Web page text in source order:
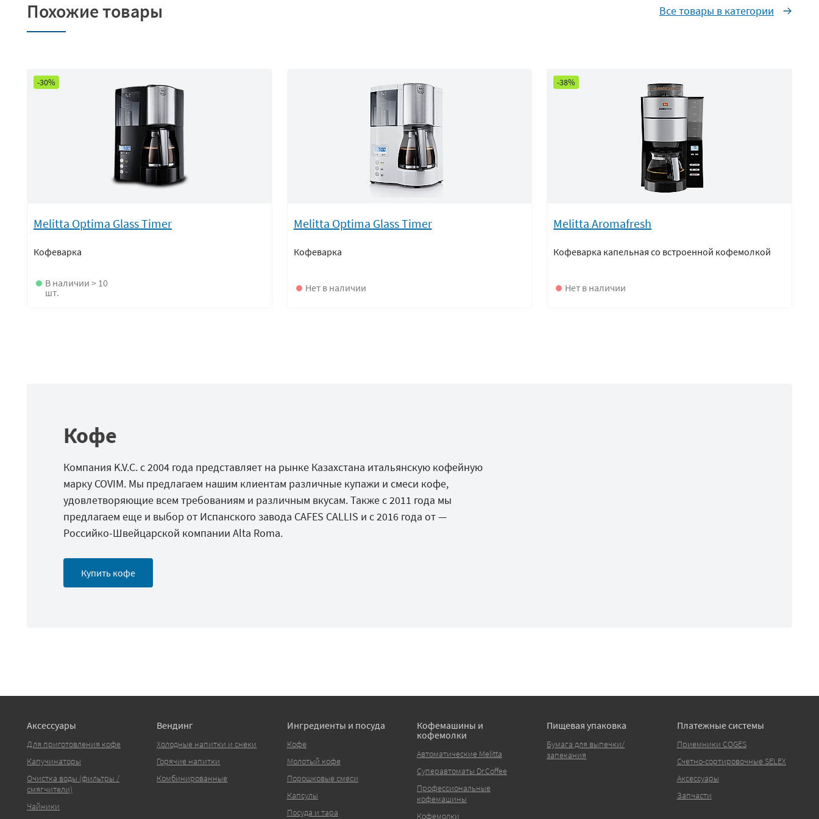
Похожие товары Все товары в категории
-30%
Melitta Optima Glass Timer
Кофеварка
В наличии > 10
шт.
Melitta Optima Glass Timer
Кофеварка
Нет в наличии
-38%
Melitta Aromafresh
Кофеварка капельная со встроенной кофемолкой
Нет в наличии
Кофе
Компания K.V.C. с 2004 года представляет на рынке Казахстана итальянскую кофейную
марку COVIM. Мы предлагаем нашим клиентам различные купажи и смеси кофе,
удовлетворяющие всем требованиям и различным вкусам. Также с 2011 года мы
предлагаем еще и выбор от Испанского завода CAFES CALLIS и с 2016 года от —
Российко-Швейцарской компании Alta Roma.
Купить кофе
Аксессуары
Для приготовления кофе
Капучинаторы
Очистка воды (фильтры /
смягчители)
Чайники
Вендинг
Холодные напитки и снеки
Горячие напитки
Комбинированные
Ингредиенты и посуда
Кофе
Молотый кофе
Порошковые смеси
Капсулы
Посуда и тара
Кофемашины и
кофемолки
Автоматические Melitta
Суперавтоматы Dr.Coffee
Профессиональные
кофемашины
Кофемолки
Пищевая упаковка
Бумага для выпечки/
запекания
Платежные системы
Приемники COGES
Счетно-сортировочные SELEX
Аксессуары
Запчасти